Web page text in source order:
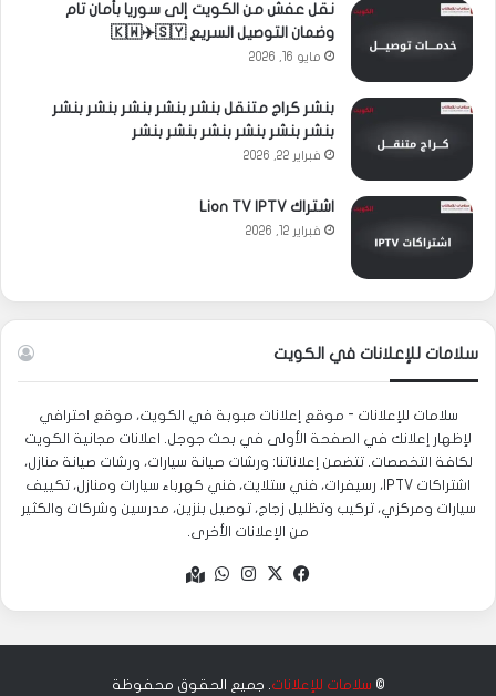
نقل عفش من الكويت إلى سوريا بأمان تام
وضمان التوصيل السريع 🇰🇼✈️🇸🇾
مايو 16, 2026
بنشر كراج متنقل بنشر بنشر بنشر بنشر بنشر
بنشر بنشر بنشر بنشر بنشر بنشر
فبراير 22, 2026
اشتراك Lion TV IPTV
فبراير 12, 2026
سلامات للإعلانات في الكويت
سلامات للإعلانات - موقع إعلانات مبوبة في الكويت، موقع احترافي
لإظهار إعلانك في الصفحة الأولى في بحث جوجل. اعلانات مجانية الكويت
لكافة التخصصات. تتضمن إعلاناتنا: ورشات صيانة سيارات، ورشات صيانة منازل،
اشتراكات IPTV، رسيفرات، فني ستلايت، فني كهرباء سيارات ومنازل، تكييف
سيارات ومركزي، تركيب وتظليل زجاج، توصيل بنزين، مدرسين وشركات والكثير
من الإعلانات الأخرى.
فيسبوك
‫X انستقرام
واتساب
© سلامات للإعلانات. جميع الحقوق محفوظة